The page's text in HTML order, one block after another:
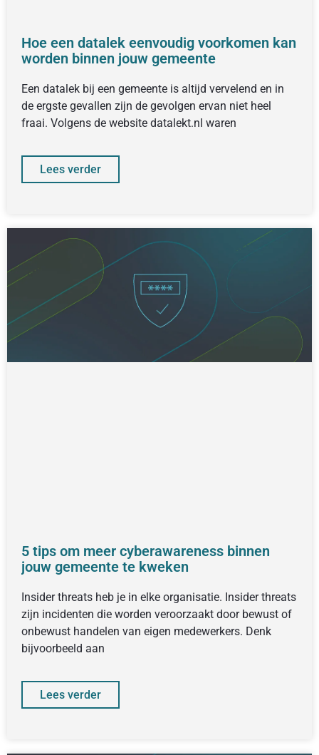
Hoe een datalek eenvoudig voorkomen kan
worden binnen jouw gemeente
Een datalek bij een gemeente is altijd vervelend en in
de ergste gevallen zijn de gevolgen ervan niet heel
fraai. Volgens de website datalekt.nl waren
Lees verder
5 tips om meer cyberawareness binnen
jouw gemeente te kweken
Insider threats heb je in elke organisatie. Insider threats
zijn incidenten die worden veroorzaakt door bewust of
onbewust handelen van eigen medewerkers. Denk
bijvoorbeeld aan
Lees verder